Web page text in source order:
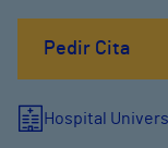
Pedir Cita
Hospital